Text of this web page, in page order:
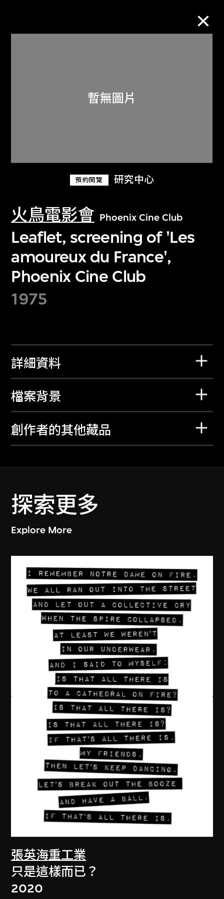
預約閱覽 研究中心
火鳥電影會 Phoenix Cine Club
Leaflet, screening of 'Les
amoureux du France',
Phoenix Cine Club
1975
詳細資料
檔案背景
創作者的其他藏品
探索更多
Explore More
張英海重工業
只是這樣而已？
2020
關於M+藏品
探索世界頂級的二十及二十一世紀視覺
文化藏品。